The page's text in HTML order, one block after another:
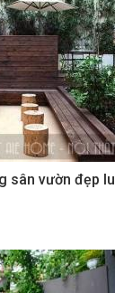
sân vườn đẹp